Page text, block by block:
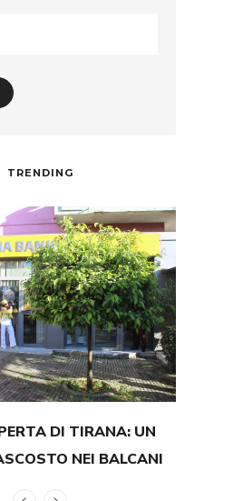
TRENDING
DI TIRANA: UN
NEI BALCANI